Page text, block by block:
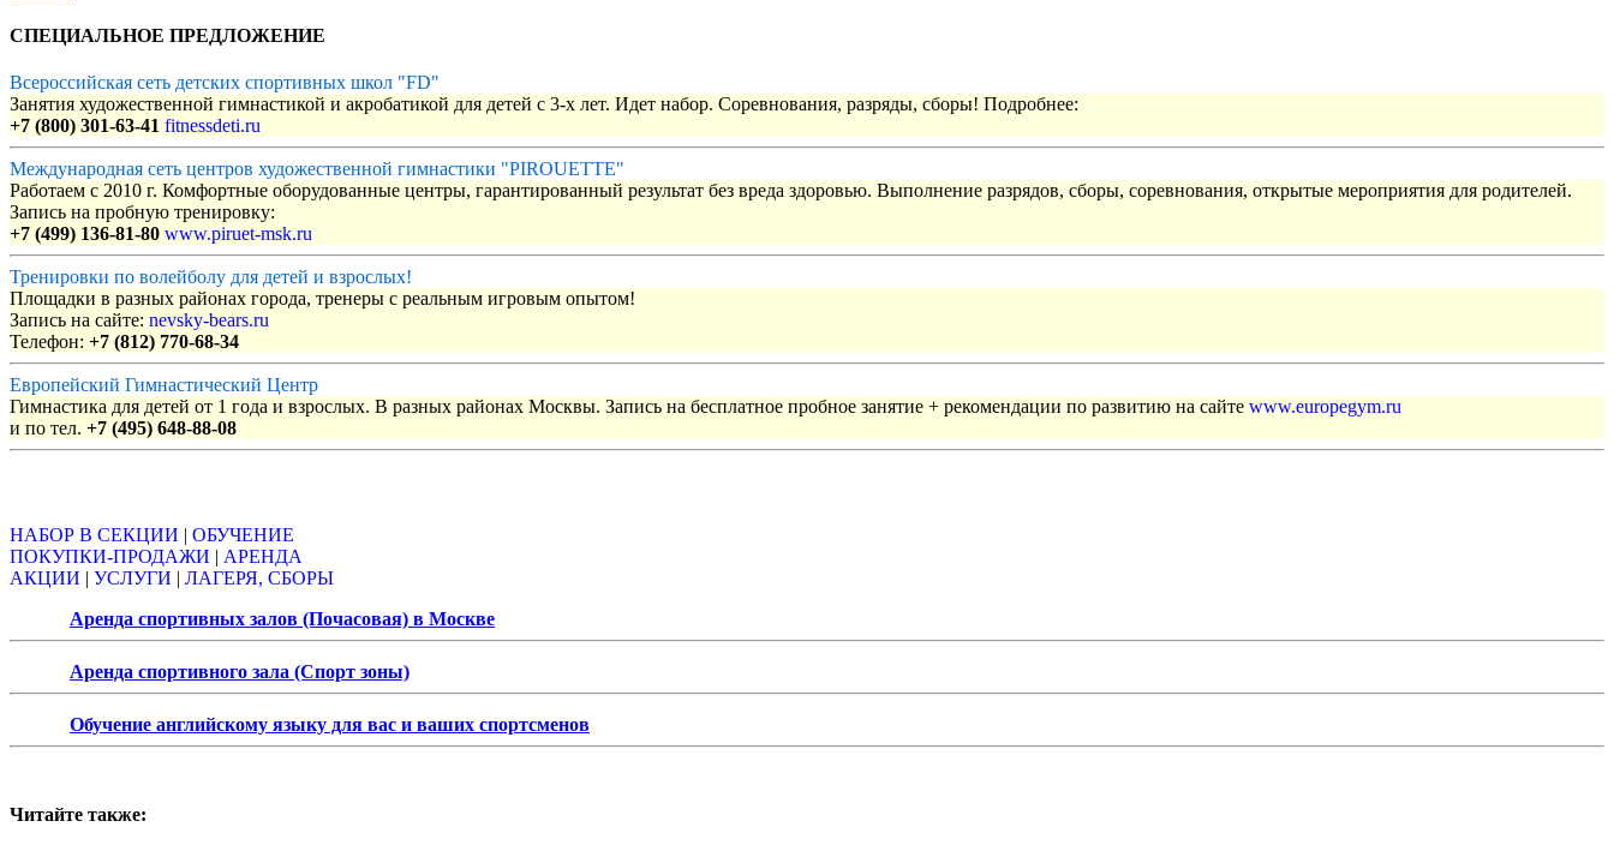
СПЕЦИАЛЬНОЕ ПРЕДЛОЖЕНИЕ
Всероссийская сеть детских спортивных школ "FD"
Занятия художественной гимнастикой и акробатикой для детей с 3-х лет. Идет набор. Соревнования, разряды, сборы! Подробнее:
+7 (800) 301-63-41 fitnessdeti.ru
Международная сеть центров художественной гимнастики "PIROUETTE"
Работаем с 2010 г. Комфортные оборудованные центры, гарантированный результат без вреда здоровью. Выполнение разрядов, сборы, соревнования, открытые мероприятия для родителей.
Запись на пробную тренировку:
+7 (499) 136-81-80 www.piruet-msk.ru
Тренировки по волейболу для детей и взрослых!
Площадки в разных районах города, тренеры с реальным игровым опытом!
Запись на сайте: nevsky-bears.ru
Телефон: +7 (812) 770-68-34
Европейский Гимнастический Центр
Гимнастика для детей от 1 года и взрослых. В разных районах Москвы. Запись на бесплатное пробное занятие + рекомендации по развитию на сайте www.europegym.ru
и по тел. +7 (495) 648-88-08
НАБОР В СЕКЦИИ | ОБУЧЕНИЕ
ПОКУПКИ-ПРОДАЖИ | АРЕНДА
АКЦИИ | УСЛУГИ | ЛАГЕРЯ, СБОРЫ
Аренда спортивных залов (Почасовая) в Москве
Аренда спортивного зала (Спорт зоны)
Обучение английскому языку для вас и ваших спортсменов
Читайте также: